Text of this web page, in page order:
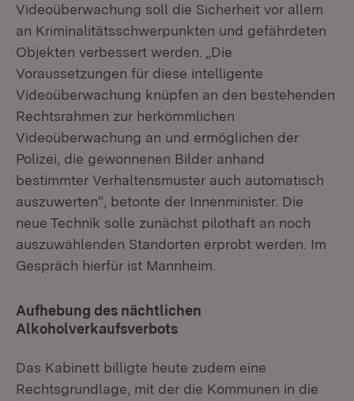
Videoüberwachung soll die Sicherheit vor allem
an Kriminalitätsschwerpunkten und gefährdeten
Objekten verbessert werden. „Die
Voraussetzungen für diese intelligente
Videoüberwachung knüpfen an den bestehenden
Rechtsrahmen zur herkömmlichen
Videoüberwachung an und ermöglichen der
Polizei, die gewonnenen Bilder anhand
bestimmter Verhaltensmuster auch automatisch
auszuwerten“, betonte der Innenminister. Die
neue Technik solle zunächst pilothaft an noch
auszuwählenden Standorten erprobt werden. Im
Gespräch hierfür ist Mannheim.
Aufhebung des nächtlichen
Alkoholverkaufsverbots
Das Kabinett billigte heute zudem eine
Rechtsgrundlage, mit der die Kommunen in die